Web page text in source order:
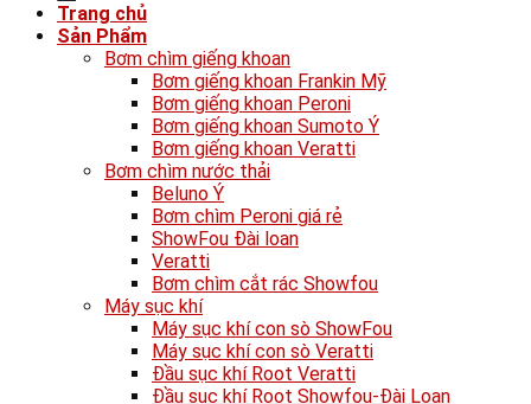
Trang chủ
Sản Phẩm
Bơm chìm giếng khoan
Bơm giếng khoan Frankin Mỹ
Bơm giếng khoan Peroni
Bơm giếng khoan Sumoto Ý
Bơm giếng khoan Veratti
Bơm chìm nước thải
Beluno Ý
Bơm chìm Peroni giá rẻ
ShowFou Đài loan
Veratti
Bơm chìm cắt rác Showfou
Máy sục khí
Máy sục khí con sò ShowFou
Máy sục khí con sò Veratti
Đầu sục khí Root Veratti
Đầu sục khí Root Showfou-Đài Loan